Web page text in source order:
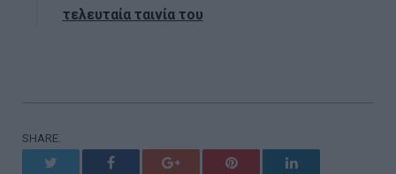
τελευταία ταινία του
SHARE.
Facebook Google+ Pinterest LinkedIn